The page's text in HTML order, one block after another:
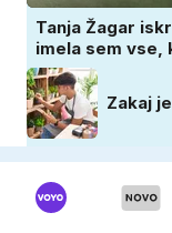
Tanja Žagar
imela sem
Zakaj